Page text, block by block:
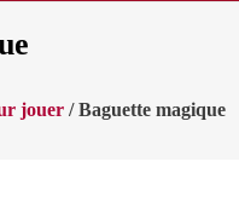
jouer/ Baguette magique